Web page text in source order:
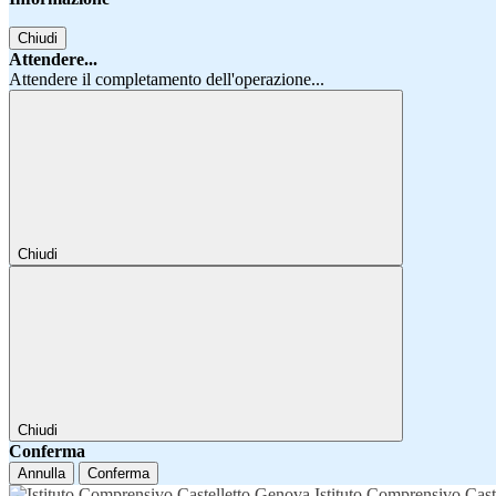
Chiudi
Attendere...
Attendere il completamento dell'operazione...
Chiudi
Chiudi
Conferma
Annulla Conferma